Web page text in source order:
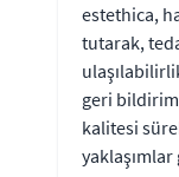
estethica,
tutarak,
geri
kalitesi